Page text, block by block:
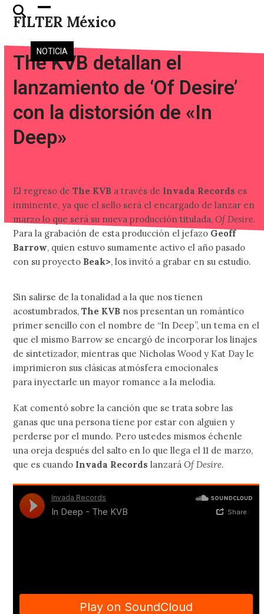
Skip
FILTER México
Open
mobile
menu
Close
mobile
menu
NOTICIA
The KVB detallan el
lanzamiento de ‘Of Desire’
con la distorsión de «In
Deep»
El regreso deThe KVB a través de Invada Records es
inminente, ya que el sello será el encargado de lanzar en
marzo lo que será su nueva producción titulada,Of Desire.
Para la grabación de esta producción el jefazo Geoff
Barrow, quien estuvo sumamente activo el año pasado
con su proyecto Beak>, los invitó a grabar en su estudio.
Sin salirse de la tonalidad a la que nos tienen
acostumbrados,The KVB nos presentan un romántico
primer sencillo con el nombre de “In Deep”, un tema en el
que el mismo Barrow se encargó de incorporar los linajes
de sintetizador, mientras que Nicholas Wood y Kat Day le
imprimieron sus clásicas atmósfera emocionales
para inyectarle un mayor romance a la melodía.
Kat comentó sobre la canción que se trata sobre las
ganas que una persona tiene por estar con alguien y
perderse por el mundo. Pero ustedes mismos échenle
una oreja después del salto en lo que llega el 11 de marzo,
que es cuando Invada Records lanzaráOf Desire.